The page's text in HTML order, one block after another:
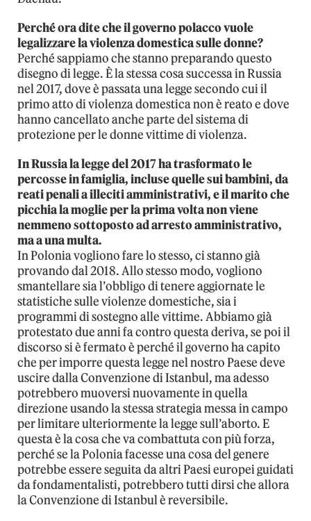
Perché ora dite che il governo polacco vuole
legalizzare la violenza domestica sulle donne?
Perché sappiamo che stanno preparando questo
disegno di legge. È la stessa cosa successa in Russia
nel 2017, dove è passata una legge secondo cui il
primo atto di violenza domestica non è reato e dove
hanno cancellato anche parte del sistema di
protezione per le donne vittime di violenza.
In Russia la legge del 2017 ha trasformato le
percosse in famiglia, incluse quelle sui bambini, da
reati penali a illeciti amministrativi, e il marito che
picchia la moglie per la prima volta non viene
nemmeno sottoposto ad arresto amministrativo,
ma a una multa.
In Polonia vogliono fare lo stesso, ci stanno già
provando dal 2018. Allo stesso modo, vogliono
smantellare sia l’obbligo di tenere aggiornate le
statistiche sulle violenze domestiche, sia i
programmi di sostegno alle vittime. Abbiamo già
protestato due anni fa contro questa deriva, se poi il
discorso si è fermato è perché il governo ha capito
che per imporre questa legge nel nostro Paese deve
uscire dalla Convenzione di Istanbul, ma adesso
potrebbero muoversi nuovamente in quella
direzione usando la stessa strategia messa in campo
per limitare ulteriormente la legge sull’aborto. E
questa è la cosa che va combattuta con più forza,
perché se la Polonia facesse una cosa del genere
potrebbe essere seguita da altri Paesi europei guidati
da fondamentalisti, potrebbero tutti dirsi che allora
la Convenzione di Istanbul è reversibile.